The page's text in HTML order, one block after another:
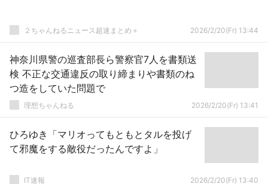
２ちゃんねるニュース超速まとめ＋ 2026/2/20(Fr) 13:44
神奈川県警の巡査部長ら警察官7人を書類送
検 不正な交通違反の取り締まりや書類のね
つ造をしていた問題で
理想ちゃんねる 2026/2/20(Fr) 13:41
ひろゆき「マリオってもともとタルを投げ
て邪魔をする敵役だったんですよ」
IT速報 2026/2/20(Fr) 13:40